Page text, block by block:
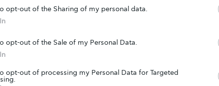
opt-out of the Sharing of my personal data.
opt-out of the Sale of my Personal Data.
opt-out of processing my Personal Data for Targeted
που είχαν τη δυνατότητα να αναπαράγουν
χωρίς παρεμβολές από το ανοσοποιητικό
έστρεψαν την προσοχή τους σε
αποκτούν αυθόρμητα διαβήτη γιατί το
ιδιαίτερα επιθετικό και προκαλεί άμεσα την